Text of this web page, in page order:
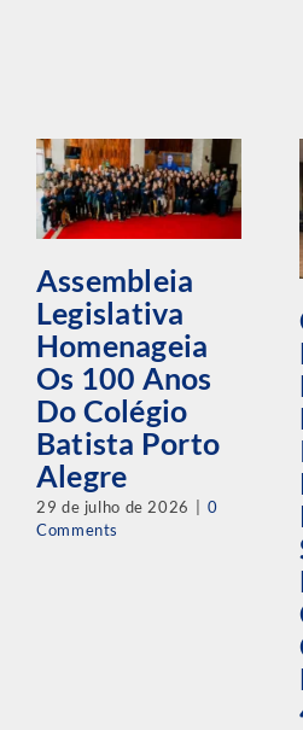
Assembleia
Legislativa
Homenageia
Os 100 Anos
Do Colégio
Batista Porto
Alegre
29 de julho de 2026
0
Comments